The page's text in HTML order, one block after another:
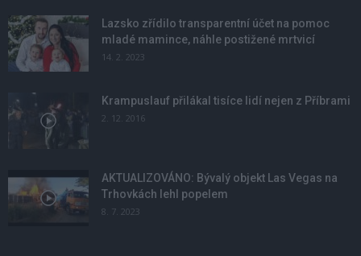
Lazsko zřídilo transparentní účet na pomoc
mladé mamince, náhle postižené mrtvicí
14. 2. 2023
Krampuslauf přilákal tisíce lidí nejen z Příbrami
2. 12. 2016
AKTUALIZOVÁNO: Bývalý objekt Las Vegas na
Trhovkách lehl popelem
8. 7. 2023